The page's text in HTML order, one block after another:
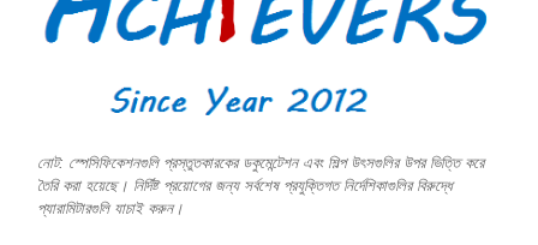
নোট: স্পেসিফিকেশনগুলি প্রস্তুতকারকের ডকুমেন্টেশন এবং শিল্প উৎসগুলির উপর ভিত্তি করে
তৈরি করা হয়েছে। নির্দিষ্ট প্রয়োগের জন্য সর্বশেষ প্রযুক্তিগত নির্দেশিকাগুলির বিরুদ্ধে
প্যারামিটারগুলি যাচাই করুন।